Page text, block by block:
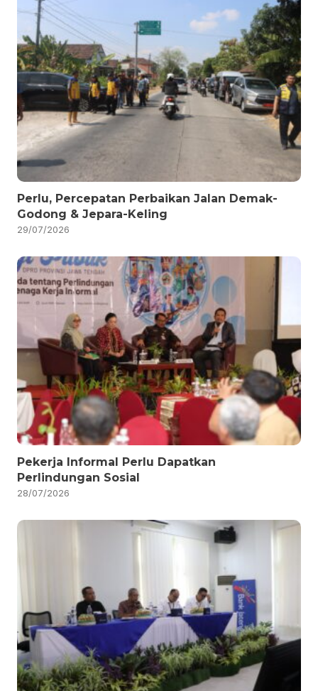
Perlu, Percepatan Perbaikan Jalan Demak-
Godong & Jepara-Keling
29/07/2026
Pekerja Informal Perlu Dapatkan
Perlindungan Sosial
28/07/2026